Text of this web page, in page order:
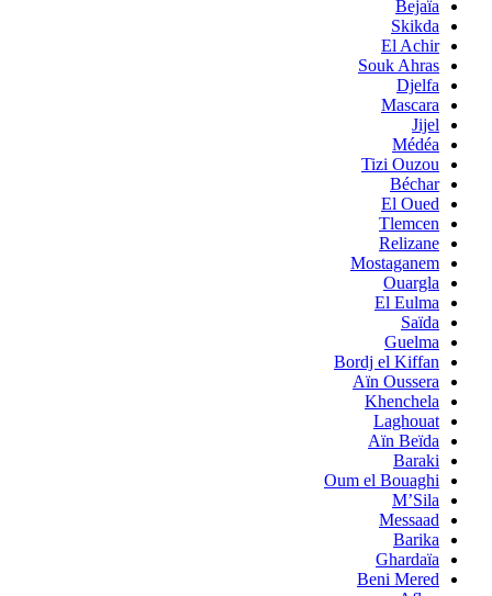
Bejaïa
Skikda
El Achir
Souk Ahras
Djelfa
Mascara
Jijel
Médéa
Tizi Ouzou
Béchar
El Oued
Tlemcen
Relizane
Mostaganem
Ouargla
El Eulma
Saïda
Guelma
Bordj el Kiffan
Aïn Oussera
Khenchela
Laghouat
Aïn Beïda
Baraki
Oum el Bouaghi
M’Sila
Messaad
Barika
Ghardaïa
Beni Mered